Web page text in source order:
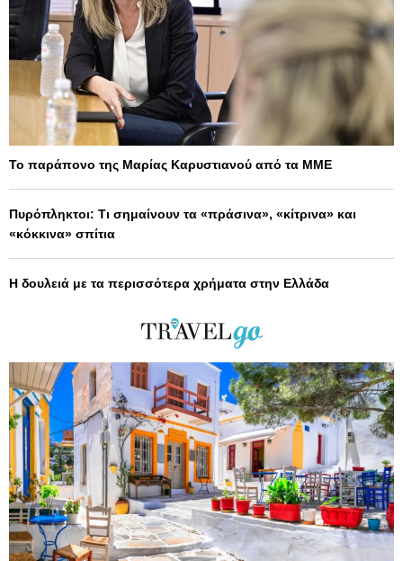
Το παράπονο της Μαρίας Καρυστιανού από τα ΜΜΕ
Πυρόπληκτοι: Τι σημαίνουν τα «πράσινα», «κίτρινα» και
«κόκκινα» σπίτια
Η δουλειά με τα περισσότερα χρήματα στην Ελλάδα